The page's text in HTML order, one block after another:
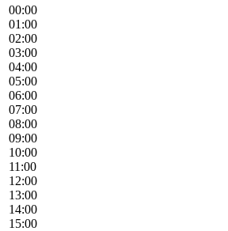
00:00
01:00
02:00
03:00
04:00
05:00
06:00
07:00
08:00
09:00
10:00
11:00
12:00
13:00
14:00
15:00